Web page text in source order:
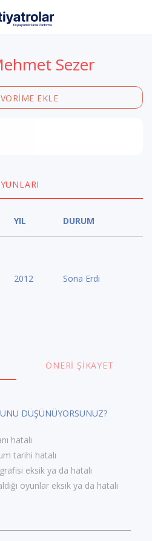
Sezer
EKLE
YIL DURUM
2012 Sona Erdi
ÖNERI ŞIKAYET
DÜŞÜNÜYORSUNUZ?
hatalı
tarihi hatalı
eksik ya da hatalı
oyunlar eksik ya da hatalı